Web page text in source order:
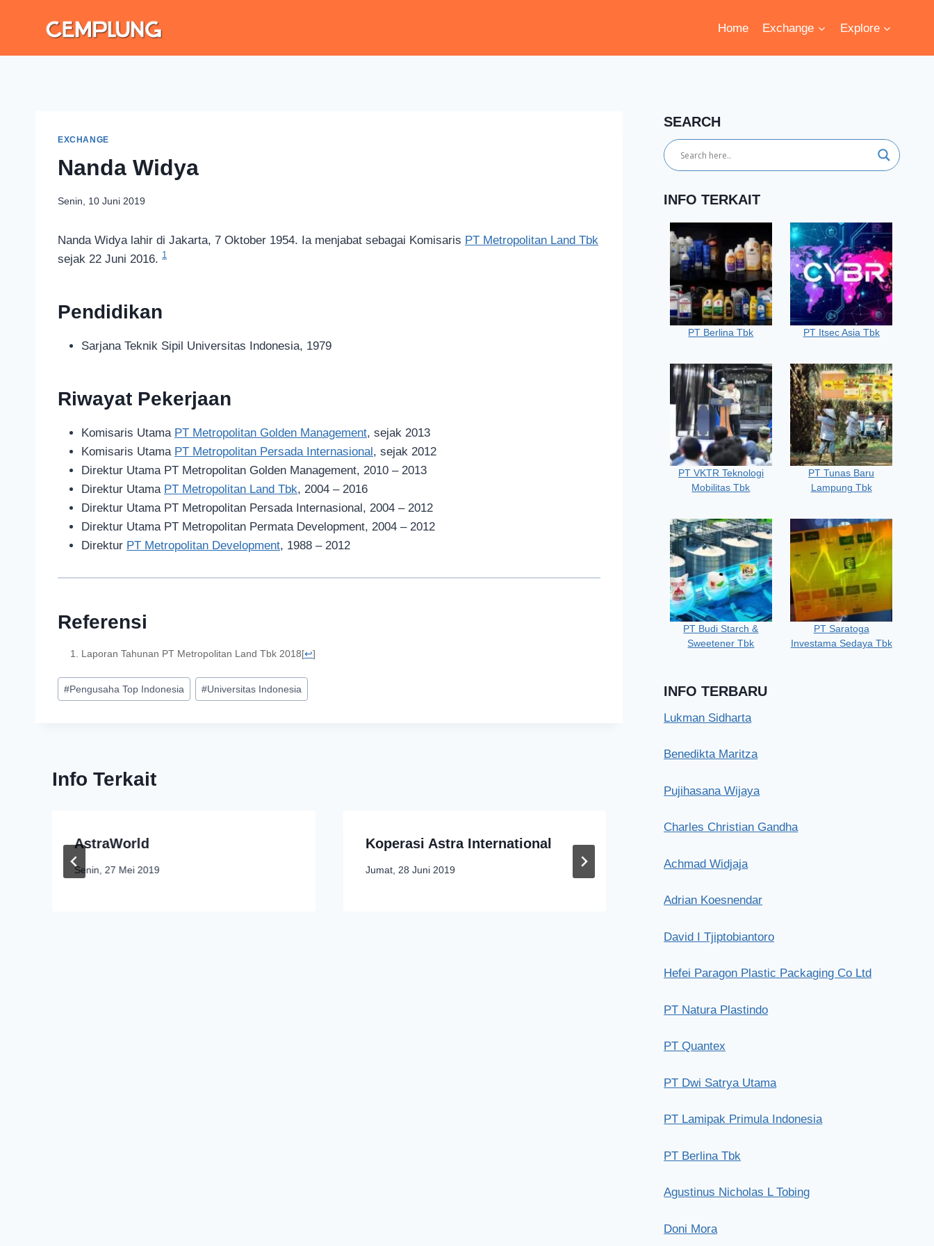
Home Exchange Explore
EXCHANGE
Nanda Widya
Senin, 10 Juni 2019
Nanda Widya lahir di Jakarta, 7 Oktober 1954. Ia menjabat sebagai Komisaris PT Metropolitan Land Tbk
sejak 22 Juni 2016. 1
Pendidikan
Sarjana Teknik Sipil Universitas Indonesia, 1979
Riwayat Pekerjaan
Komisaris Utama PT Metropolitan Golden Management, sejak 2013
Komisaris Utama PT Metropolitan Persada Internasional, sejak 2012
Direktur Utama PT Metropolitan Golden Management, 2010 – 2013
Direktur Utama PT Metropolitan Land Tbk, 2004 – 2016
Direktur Utama PT Metropolitan Persada Internasional, 2004 – 2012
Direktur Utama PT Metropolitan Permata Development, 2004 – 2012
Direktur PT Metropolitan Development, 1988 – 2012
Referensi
Laporan Tahunan PT Metropolitan Land Tbk 2018[↩]
#Pengusaha Top Indonesia #Universitas Indonesia
Info Terkait
AstraWorld
Senin, 27 Mei 2019
Koperasi Astra International
Jumat, 28 Juni 2019 Rabu, 29 Mei 2019
SEARCH
INFO TERKAIT
PT Berlina Tbk PT Itsec Asia Tbk
PT VKTR Teknologi
Mobilitas Tbk
PT Tunas Baru
Lampung Tbk
PT Budi Starch &
Sweetener Tbk
PT Saratoga
Investama Sedaya Tbk
INFO TERBARU
Lukman Sidharta
Benedikta Maritza
Pujihasana Wijaya
Charles Christian Gandha
Achmad Widjaja
Adrian Koesnendar
David I Tjiptobiantoro
Hefei Paragon Plastic Packaging Co Ltd
PT Natura Plastindo
PT Quantex
PT Dwi Satrya Utama
PT Lamipak Primula Indonesia
PT Berlina Tbk
Agustinus Nicholas L Tobing
Doni Mora